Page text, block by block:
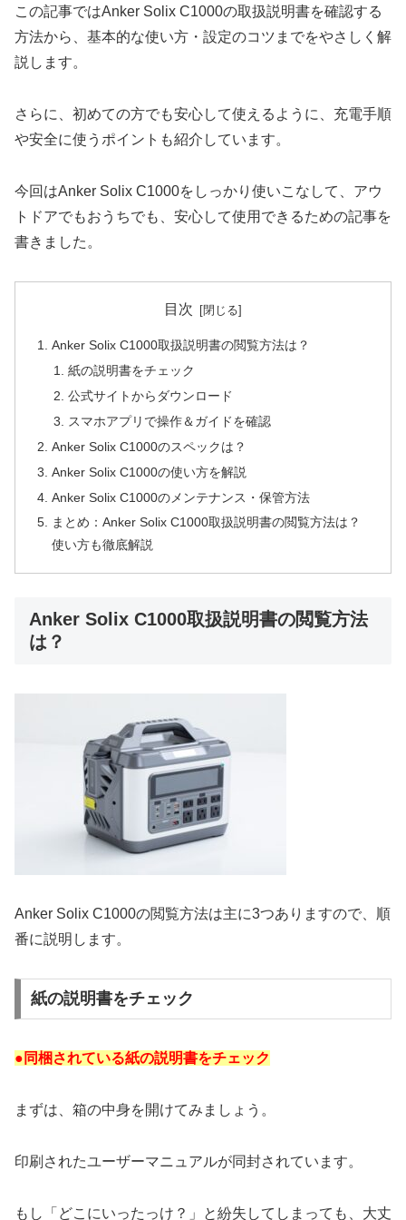
この記事ではAnker Solix C1000の取扱説明書を確認する
方法から、基本的な使い方・設定のコツまでをやさしく解
説します。
さらに、初めての方でも安心して使えるように、充電手順
や安全に使うポイントも紹介しています。
今回はAnker Solix C1000をしっかり使いこなして、アウ
トドアでもおうちでも、安心して使用できるための記事を
書きました。
目次
Anker Solix C1000取扱説明書の閲覧方法は？
紙の説明書をチェック
公式サイトからダウンロード
スマホアプリで操作＆ガイドを確認
Anker Solix C1000のスペックは？
Anker Solix C1000の使い方を解説
Anker Solix C1000のメンテナンス・保管方法
まとめ：Anker Solix C1000取扱説明書の閲覧方法は？
使い方も徹底解説
Anker Solix C1000取扱説明書の閲覧方法
は？
Anker Solix C1000の閲覧方法は主に3つありますので、順
番に説明します。
紙の説明書をチェック
●同梱されている紙の説明書をチェック
まずは、箱の中身を開けてみましょう。
印刷されたユーザーマニュアルが同封されています。
もし「どこにいったっけ？」と紛失してしまっても、大丈